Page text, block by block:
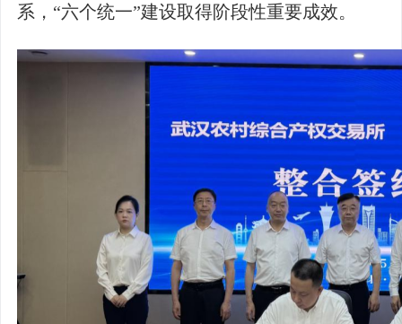
系，“六个统一”建设取得阶段性重要成效。